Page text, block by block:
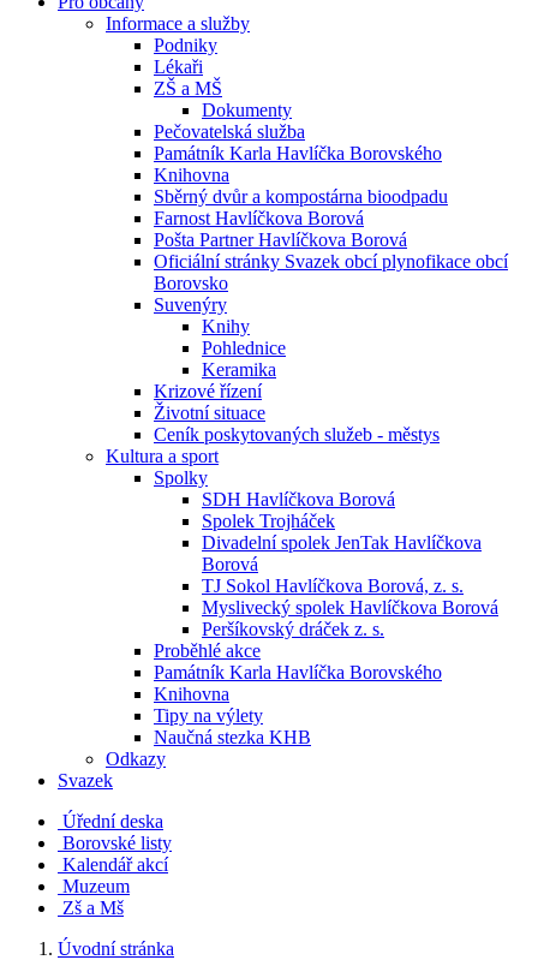
Informace a služby
Podniky
Lékaři
ZŠ a MŠ
Dokumenty
Pečovatelská služba
Památník Karla Havlíčka Borovského
Knihovna
Sběrný dvůr a kompostárna bioodpadu
Farnost Havlíčkova Borová
Pošta Partner Havlíčkova Borová
Oficiální stránky Svazek obcí plynofikace obcí
Borovsko
Suvenýry
Knihy
Pohlednice
Keramika
Krizové řízení
Životní situace
Ceník poskytovaných služeb - městys
Kultura a sport
Spolky
SDH Havlíčkova Borová
Spolek Trojháček
Divadelní spolek JenTak Havlíčkova
Borová
TJ Sokol Havlíčkova Borová, z. s.
Myslivecký spolek Havlíčkova Borová
Peršíkovský dráček z. s.
Proběhlé akce
Památník Karla Havlíčka Borovského
Knihovna
Tipy na výlety
Naučná stezka KHB
Odkazy
Svazek
Úřední deska
Borovské listy
Kalendář akcí
Muzeum
Zš a Mš
Úvodní stránka